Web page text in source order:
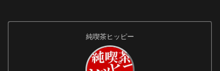
純喫茶ヒッピー